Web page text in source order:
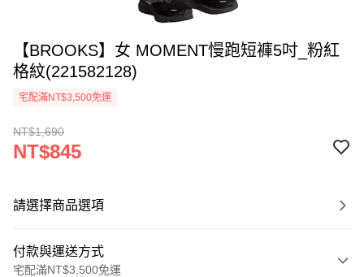
【BROOKS】女 MOMENT慢跑短褲5吋_粉紅
格紋(221582128)
宅配滿NT$3,500免運
NT$1,690
NT$845
請選擇商品選項
付款與運送方式
宅配滿NT$3,500免運